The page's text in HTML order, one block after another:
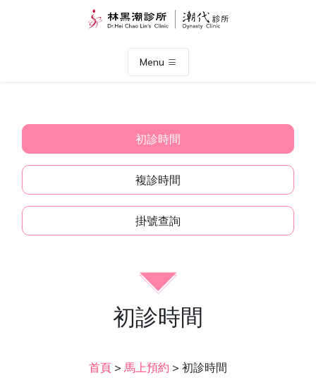
Menu
初診時間
複診時間
掛號查詢
初診時間
首頁 > 馬上預約 > 初診時間